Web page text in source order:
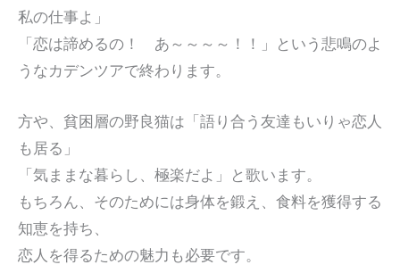
私の仕事よ」
「恋は諦めるの！ あ～～～～！！」という悲鳴のよ
うなカデンツアで終わります。
方や、貧困層の野良猫は「語り合う友達もいりゃ恋人
も居る」
「気ままな暮らし、極楽だよ」と歌います。
もちろん、そのためには身体を鍛え、食料を獲得する
知恵を持ち、
恋人を得るための魅力も必要です。